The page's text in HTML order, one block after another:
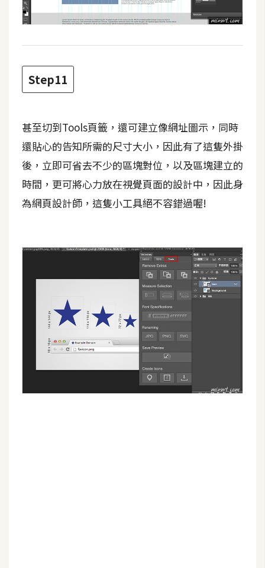
Step11
甚至切到Tools頁籤，還可建立像網址圖示，同時
還貼心的告知所需的尺寸大小，因此有了這隻外掛
後，立即可省去不少的區塊對位，以及區塊建立的
時間，更可將心力放在視覺頁面的設計中，因此身
為網頁設計師，這隻小工具絕不容錯過喔!